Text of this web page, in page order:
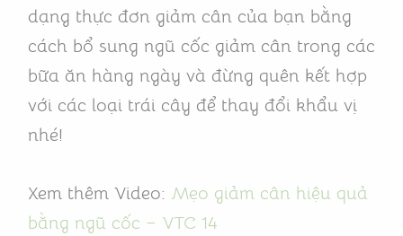
dạng thực đơn giảm cân của bạn bằng
cách bổ sung ngũ cốc giảm cân trong các
bữa ăn hàng ngày và đừng quên kết hợp
với các loại trái cây để thay đổi khẩu vị
nhé!
Xem thêm Video: Mẹo giảm cân hiệu quả
bằng ngũ cốc – VTC 14